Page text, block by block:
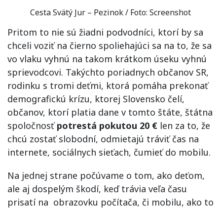
Cesta Svätý Jur – Pezinok / Foto: Screenshot
Pritom to nie sú žiadni podvodníci, ktorí by sa
chceli voziť na čierno spoliehajúci sa na to, že sa
vo vlaku vyhnú na takom krátkom úseku vyhnú
sprievodcovi. Takýchto poriadnych občanov SR,
rodinku s tromi deťmi, ktorá pomáha prekonať
demografickú krízu, ktorej Slovensko čelí,
občanov, ktorí platia dane v tomto štáte, štátna
spoločnosťpotrestá pokutou 20 € len za to, že
chcú zostať slobodní, odmietajú tráviť čas na
internete, sociálnych sieťach, čumieť do mobilu.
Na jednej strane počúvame o tom, ako deťom,
ale aj dospelým škodí, keď trávia veľa času
prisatí na obrazovku počítača, či mobilu, ako to